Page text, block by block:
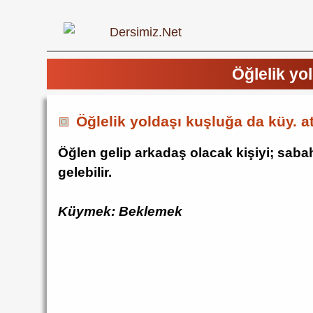
Öğlelik
Öğlelik yoldaşı kuşluğa da küy.
Öğlen gelip arkadaş olacak kişiyi;
gelebilir.
Küymek: Beklemek